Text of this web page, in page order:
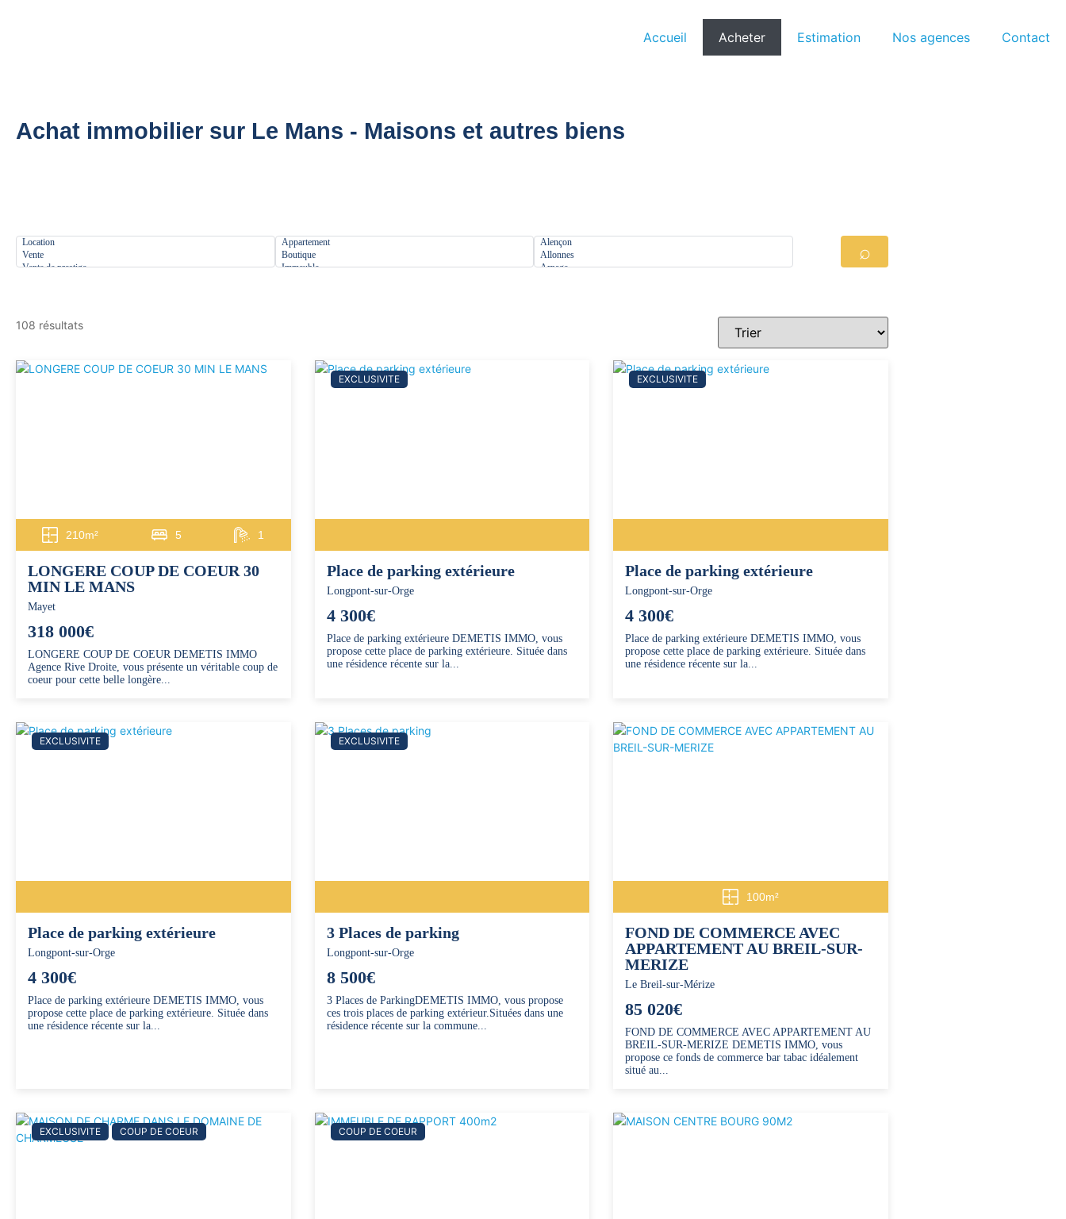
Accueil Acheter Estimation Nos agences Contact
Achat immobilier sur Le Mans - Maisons et autres biens
108 résultats
210m² 5 1
LONGERE COUP DE COEUR 30
MIN LE MANS
Mayet
318 000€
LONGERE COUP DE COEUR DEMETIS IMMO
Agence Rive Droite, vous présente un véritable coup de
coeur pour cette belle longère...
EXCLUSIVITE
Place de parking extérieure
Longpont-sur-Orge
4 300€
Place de parking extérieure DEMETIS IMMO, vous
propose cette place de parking extérieure. Située dans
une résidence récente sur la...
EXCLUSIVITE
Place de parking extérieure
Longpont-sur-Orge
4 300€
Place de parking extérieure DEMETIS IMMO, vous
propose cette place de parking extérieure. Située dans
une résidence récente sur la...
EXCLUSIVITE
Place de parking extérieure
Longpont-sur-Orge
4 300€
Place de parking extérieure DEMETIS IMMO, vous
propose cette place de parking extérieure. Située dans
une résidence récente sur la...
EXCLUSIVITE
3 Places de parking
Longpont-sur-Orge
8 500€
3 Places de ParkingDEMETIS IMMO, vous propose
ces trois places de parking extérieur.Situées dans une
résidence récente sur la commune...
100m²
FOND DE COMMERCE AVEC
APPARTEMENT AU BREIL-SUR-
MERIZE
Le Breil-sur-Mérize
85 020€
FOND DE COMMERCE AVEC APPARTEMENT AU
BREIL-SUR-MERIZE DEMETIS IMMO, vous
propose ce fonds de commerce bar tabac idéalement
situé au...
EXCLUSIVITE COUP DE COEUR COUP DE COEUR